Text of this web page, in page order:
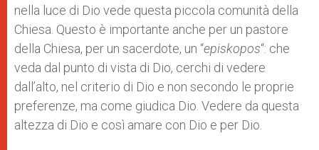
nella luce di Dio vede questa piccola comunità della
Chiesa. Questo è importante anche per un pastore
della Chiesa, per un sacerdote, un “episkopos“: che
veda dal punto di vista di Dio, cerchi di vedere
dall’alto, nel criterio di Dio e non secondo le proprie
preferenze, ma come giudica Dio. Vedere da questa
altezza di Dio e così amare con Dio e per Dio.